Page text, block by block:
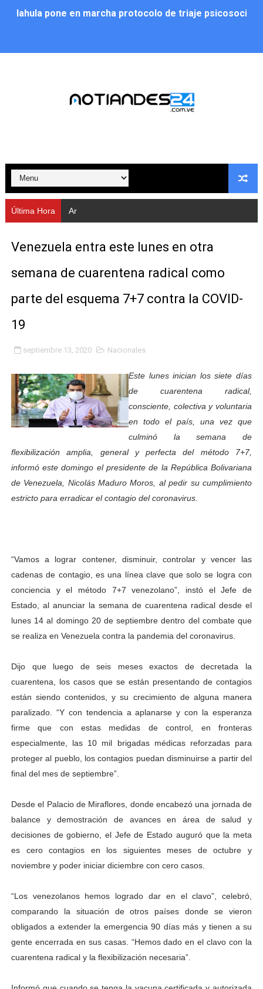
Iahula pone en marcha protocolo de triaje psicosocial
CorpoMérida continúa con ciclos de formación
Balance semestral impulsa inclusión y atención a
Plan Vacacional Comunitario “Ríe 2026” recorre las
Alcaldía del Municipio Libertador realizó una jornada
Fundacite Mérida dicta taller gratuito de electrónica
INN-Mérida celebró el Lacto grado para promover el
Impulsan plan estratégico de seguridad ciudadana
Mérida impulsa desarrollo económico con taller de
Fomficc consolida alianzas e impulsa la economía
Niños de Estudiantes de Mérida sembraron 110
Corposalud y Secretaría Social fortalecen la atención
Inicia el plan vacacional Venezuela Renace en el
Entregan planta eléctrica para fortalecer la atención
Expertos inspeccionan espacios del OAN para la
Encuentro estadal fortalece la coordinación de
Gobernador Arnaldo Sánchez apadrina a más de 993
Plan Quirúrgico Regional llega a Pueblo Llano con la
Última Hora Arranca en Rivas Dávila el Plan de
Venezuela entra este lunes en otra
semana de cuarentena radical como
parte del esquema 7+7 contra la COVID-
19
septiembre 13, 2020 Nacionales
Este lunes inician los siete días
de cuarentena radical,
consciente, colectiva y voluntaria
en todo el país, una vez que
culminó la semana de
flexibilización amplia, general y perfecta del método 7+7,
informó este domingo el presidente de la República Bolivariana
de Venezuela, Nicolás Maduro Moros, al pedir su cumplimiento
estricto para erradicar el contagio del coronavirus.
“Vamos a lograr contener, disminuir, controlar y vencer las
cadenas de contagio, es una línea clave que solo se logra con
conciencia y el método 7+7 venezolano”, instó el Jefe de
Estado, al anunciar la semana de cuarentena radical desde el
lunes 14 al domingo 20 de septiembre dentro del combate que
se realiza en Venezuela contra la pandemia del coronavirus.
Dijo que luego de seis meses exactos de decretada la
cuarentena, los casos que se están presentando de contagios
están siendo contenidos, y su crecimiento de alguna manera
paralizado. “Y con tendencia a aplanarse y con la esperanza
firme que con estas medidas de control, en fronteras
especialmente, las 10 mil brigadas médicas reforzadas para
proteger al pueblo, los contagios puedan disminuirse a partir del
final del mes de septiembre”.
Desde el Palacio de Miraflores, donde encabezó una jornada de
balance y demostración de avances en área de salud y
decisiones de gobierno, el Jefe de Estado auguró que la meta
es cero contagios en los siguientes meses de octubre y
noviembre y poder iniciar diciembre con cero casos.
“Los venezolanos hemos logrado dar en el clavo”, celebró,
comparando la situación de otros países donde se vieron
obligados a extender la emergencia 90 días más y tienen a su
gente encerrada en sus casas. “Hemos dado en el clavo con la
cuarentena radical y la flexibilización necesaria”.